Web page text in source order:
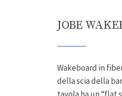
JOBE
Wakeboard in
della scia della